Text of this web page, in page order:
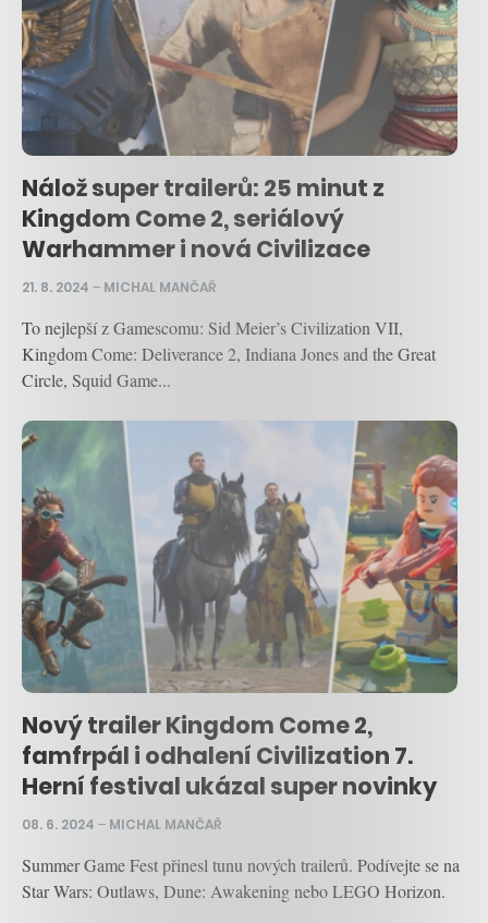
Nálož super trailerů: 25 minut z
Kingdom Come 2, seriálový
Warhammer i nová Civilizace
21. 8. 2024 – MICHAL MANČAŘ
To nejlepší z Gamescomu: Sid Meier’s Civilization VII,
Kingdom Come: Deliverance 2, Indiana Jones and the Great
Circle, Squid Game...
Nový trailer Kingdom Come 2,
famfrpál i odhalení Civilization 7.
Herní festival ukázal super novinky
08. 6. 2024 – MICHAL MANČAŘ
Summer Game Fest přinesl tunu nových trailerů. Podívejte se na
Star Wars: Outlaws, Dune: Awakening nebo LEGO Horizon.